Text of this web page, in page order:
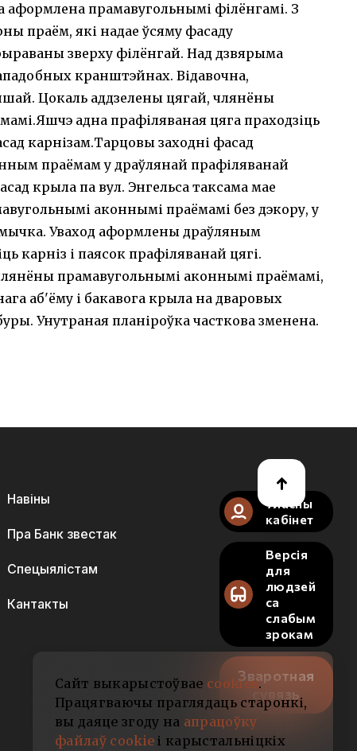
прамавугольнымі філёнгамі. З
праём, які надае ўсяму фасаду
зверху філёнгай. Над дзвярыма
кранштэйнах. Відавочна,
Цокаль аддзелены цягай, члянёны
адна прафіляваная цяга праходзіць
карнізам.Тарцовы заходні фасад
праёмам у драўлянай прафіляванай
крыла па вул. Энгельса таксама мае
аконнымі праёмамі без дэкору, у
Уваход аформлены драўляным
карніз і паясок прафіляванай цягі.
прамавугольнымі аконнымі праёмамі,
аб'ёму і бакавога крыла на дваровых
Унутраная планіроўка часткова зменена.
Навіны
Пра Банк звестак
Спецыялістам
Кантакты
Уласны
кабінет
Версія
для
людзей
са
слабым
зрокам
Зваротная
сувязь
Сайт выкарыстоўвае cookies.
Працягваючы праглядаць старонкі,
вы даяце згоду на апрацоўку
файлаў cookie і карыстальніцкіх